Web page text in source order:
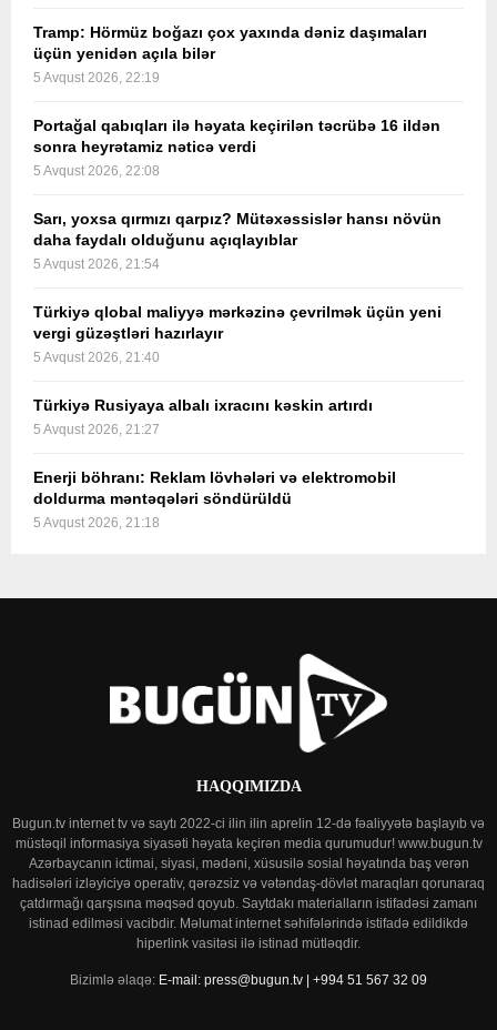
Tramp: Hörmüz boğazı çox yaxında dəniz daşımaları
üçün yenidən açıla bilər
5 Avqust 2026, 22:19
Portağal qabıqları ilə həyata keçirilən təcrübə 16 ildən
sonra heyrətamiz nəticə verdi
5 Avqust 2026, 22:08
Sarı, yoxsa qırmızı qarpız? Mütəxəssislər hansı növün
daha faydalı olduğunu açıqlayıblar
5 Avqust 2026, 21:54
Türkiyə qlobal maliyyə mərkəzinə çevrilmək üçün yeni
vergi güzəştləri hazırlayır
5 Avqust 2026, 21:40
Türkiyə Rusiyaya albalı ixracını kəskin artırdı
5 Avqust 2026, 21:27
Enerji böhranı: Reklam lövhələri və elektromobil
doldurma məntəqələri söndürüldü
5 Avqust 2026, 21:18
HAQQIMIZDA
Bugun.tv internet tv və saytı 2022-ci ilin ilin aprelin 12-də fəaliyyətə başlayıb və
müstəqil informasiya siyasəti həyata keçirən media qurumudur! www.bugun.tv
Azərbaycanın ictimai, siyasi, mədəni, xüsusilə sosial həyatında baş verən
hadisələri izləyiciyə operativ, qərəzsiz və vətəndaş-dövlət maraqları qorunaraq
çatdırmağı qarşısına məqsəd qoyub. Saytdakı materialların istifadəsi zamanı
istinad edilməsi vacibdir. Məlumat internet səhifələrində istifadə edildikdə
hiperlink vasitəsi ilə istinad mütləqdir.
Bizimlə əlaqə: E-mail: press@bugun.tv | +994 51 567 32 09